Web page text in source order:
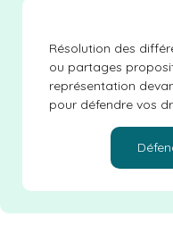
Résolution des
ou partages
représentation
pour défendre vos